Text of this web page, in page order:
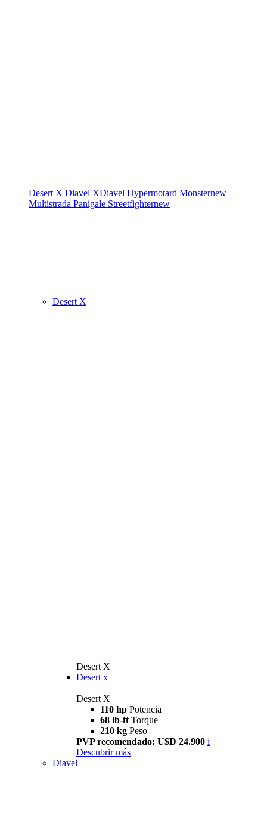
Desert X Diavel XDiavel Hypermotard Monsternew
Multistrada Panigale Streetfighternew
Desert X
Desert X
Desert x
Desert X
110 hp Potencia
68 lb-ft Torque
210 kg Peso
PVP recomendado: U$D 24.900 i
Descubrir más
Diavel